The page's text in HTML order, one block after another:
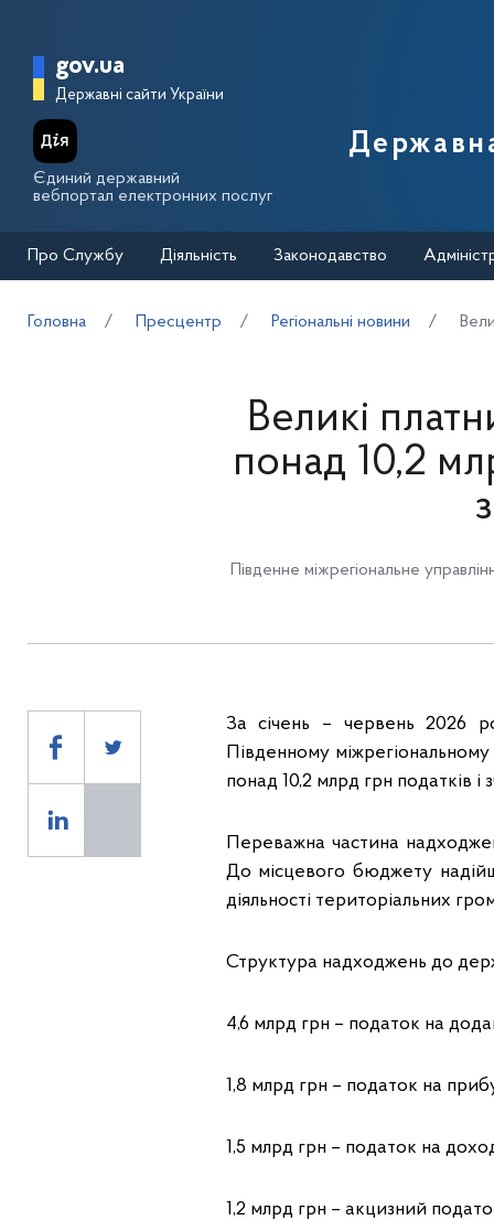
Головна сторінка Державної
gov.ua
Державні сайти України
Єдиний державний
вебпортал електронних послуг
Про Службу Діяльність Законодавство
Головна Пресцентр Регіональні новини
Великі
понад 10,2
Південне міжрегіональне
За січень – червень 2026
Південному
понад 10,2 млрд грн податків і
Переважна частина
До місцевого бюджету
діяльності територіальних
Структура надходжень до
4,6 млрд грн – податок на
1,8 млрд грн – податок на
1,5 млрд грн – податок на
1,2 млрд грн – акцизний